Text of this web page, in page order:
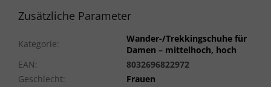
Zusätzliche Parameter
Kategorie:
Wander-/Trekkingschuhe für
Damen – mittelhoch, hoch
EAN:
8032696822972
Geschlecht:
Frauen